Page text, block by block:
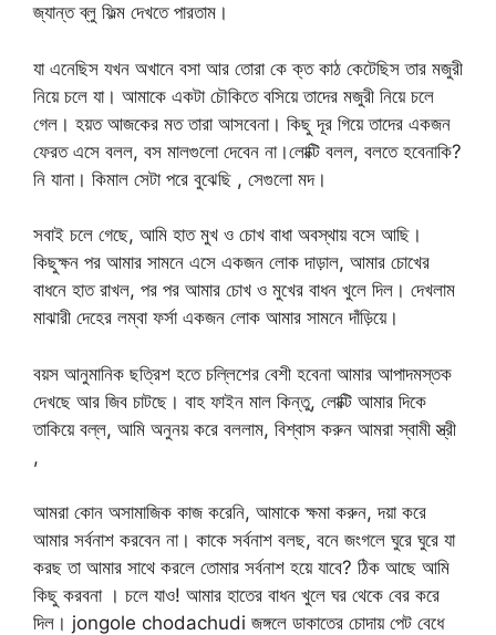
জ্যান্ত ব্লু ফিল্ম দেখতে পারতাম।
যা এনেছিস যখন অখানে বসা আর তোরা কে ক্ত কাঠ কেটেছিস তার মজুরী
নিয়ে চলে যা। আমাকে একটা চৌকিতে বসিয়ে তাদের মজুরী নিয়ে চলে
গেল। হয়ত আজকের মত তারা আসবেনা। কিছু দূর গিয়ে তাদের একজন
ফেরত এসে বলল, বস মালগুলো দেবেন না।লোক্টি বলল, বলতে হবেনাকি?
নি যানা। কিমাল সেটা পরে বুঝেছি , সেগুলো মদ।
সবাই চলে গেছে, আমি হাত মুখ ও চোখ বাধা অবস্থায় বসে আছি।
কিছুক্ষন পর আমার সামনে এসে একজন লোক দাড়াল, আমার চোখের
বাধনে হাত রাখল, পর পর আমার চোখ ও মুখের বাধন খুলে দিল। দেখলাম
মাঝারী দেহের লম্বা ফর্সা একজন লোক আমার সামনে দাঁড়িয়ে।
বয়স আনুমানিক ছত্রিশ হতে চল্লিশের বেশী হবেনা আমার আপাদমস্তক
দেখছে আর জিব চাটছে। বাহ ফাইন মাল কিন্তু, লোক্টি আমার দিকে
তাকিয়ে বল্ল, আমি অনুনয় করে বললাম, বিশ্বাস করুন আমরা স্বামী স্ত্রী
,
আমরা কোন অসামাজিক কাজ করেনি, আমাকে ক্ষমা করুন, দয়া করে
আমার সর্বনাশ করবেন না। কাকে সর্বনাশ বলছ, বনে জংগলে ঘুরে ঘুরে যা
করছ তা আমার সাথে করলে তোমার সর্বনাশ হয়ে যাবে? ঠিক আছে আমি
কিছু করবনা । চলে যাও! আমার হাতের বাধন খুলে ঘর থেকে বের করে
দিল। jongole chodachudi জঙ্গলে ডাকাতের চোদায় পেট বেধে